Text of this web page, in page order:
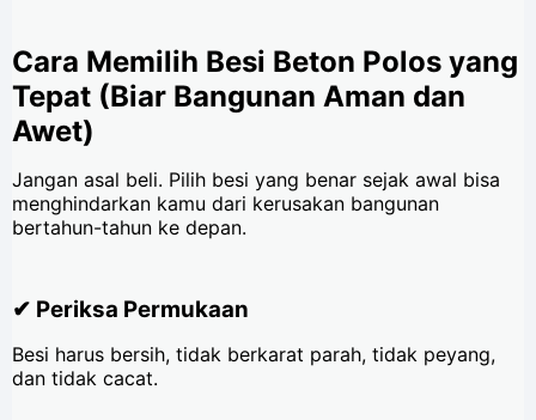
Cara Memilih Besi Beton Polos yang
Tepat (Biar Bangunan Aman dan
Awet)
Jangan asal beli. Pilih besi yang benar sejak awal bisa
menghindarkan kamu dari kerusakan bangunan
bertahun-tahun ke depan.
✔ Periksa Permukaan
Besi harus bersih, tidak berkarat parah, tidak peyang,
dan tidak cacat.